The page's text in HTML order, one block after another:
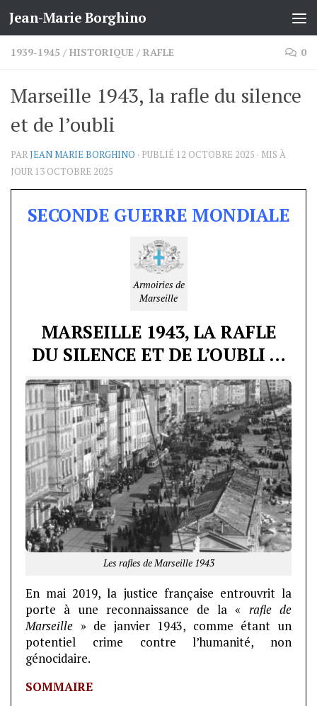
Skip to content
Jean-Marie Borghino
1939-1945 / HISTORIQUE / RAFLE 0
Marseille 1943, la rafle du silence
et de l’oubli
PARJEAN MARIE BORGHINO · PUBLIÉ 12 OCTOBRE 2025 · MIS À
JOUR 13 OCTOBRE 2025
SECONDE GUERRE MONDIALE
Armoiries de
Marseille
MARSEILLE 1943, LA RAFLE
DU SILENCE ET DE L’OUBLI …
Les rafles de Marseille 1943
En mai 2019, la justice française entrouvrit la
porte à une reconnaissance de la « rafle de
Marseille » de janvier 1943, comme étant un
potentiel crime contre l’humanité, non
génocidaire.
SOMMAIRE